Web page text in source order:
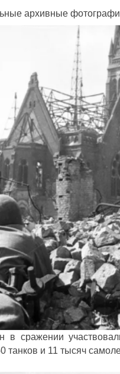
архивные
в сражении
танков и 11 тысяч